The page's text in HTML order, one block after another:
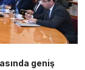
geniş